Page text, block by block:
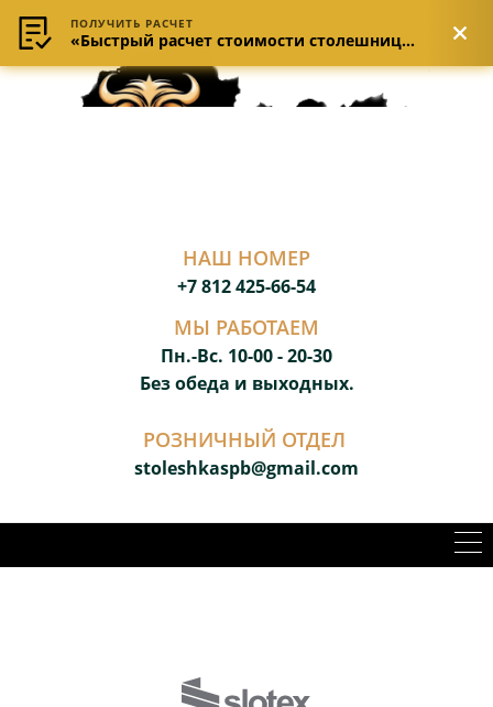
НАШ НОМЕР
+7 812 425-66-54
МЫ РАБОТАЕМ
Пн.-Вс. 10-00 - 20-30
Без обеда и выходных.
РОЗНИЧНЫЙ ОТДЕЛ
stoleshkaspb@gmail.com
ПОЛУЧИТЬ РАСЧЕТ
«Быстрый расчет стоимости столешницы»